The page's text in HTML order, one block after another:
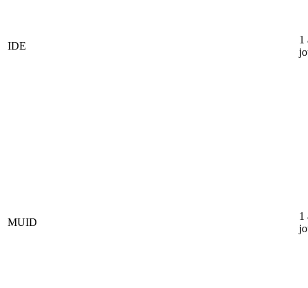
IDE
1
MUID
1